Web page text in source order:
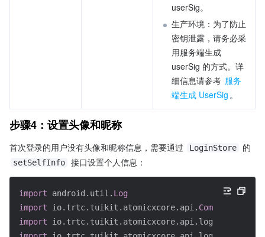
userSig。
生产环境：为了防止
密钥泄露，请务必采
用服务端生成
userSig 的方式。详
细信息请参考 服务
端生成 UserSig 。
步骤4：设置头像和昵称
首次登录的用户没有头像和昵称信息，需要通过 LoginStore
setSelfInfo 接口设置个人信息：
import android.util. Log
import
io.trtc.tuikit.atomicxcore.api.
import
io.trtc.tuikit.atomicxcore.api.login.